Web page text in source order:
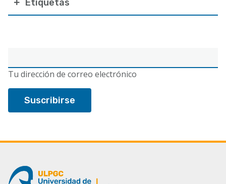
electrónico
Tu dirección de correo electrónico
Etiquetas